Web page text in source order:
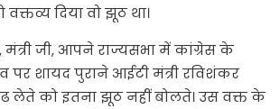
दिया वो झूठ था।
जी, आपने राज्यसभा में कांग्रेस के
पर शायद पुराने आईटी मंत्री रविशंकर
लेते को इतना झूठ नहीं बोलते। उस वक्त के